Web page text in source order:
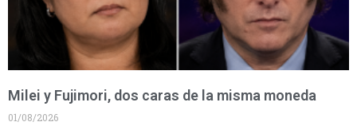
Milei y Fujimori, dos caras de la misma moneda
01/08/2026